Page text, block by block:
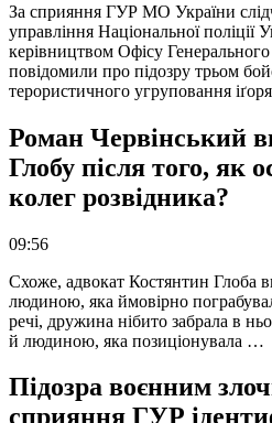
За сприяння ГУР МО України
управління Національної поліції
керівництвом Офісу
повідомили про підозру трьом
терористичного угруповання
Роман Червінський
Глобу після того, як
колег розвідника?
09:56
Схоже, адвокат Костянтин Глоба
людиною, яка ймовірно
речі, дружина нібито забрала в
й людиною, яка позиціонувала …
Підозра воєнним
сприяння ГУР